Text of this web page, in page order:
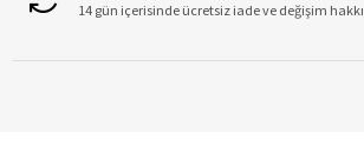
14 gün içerisinde ücretsiz iade ve değişim hakkı